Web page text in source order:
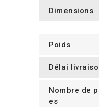
Dimensions
Poids
Délai
Nombre de
es